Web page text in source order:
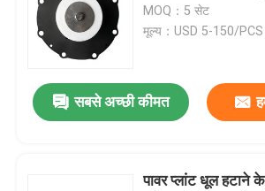
MOQ：5 सेट
मूल्य：USD 5-150/PCS
सबसे अच्छी कीमत
पावर प्लांट धूल हटाने